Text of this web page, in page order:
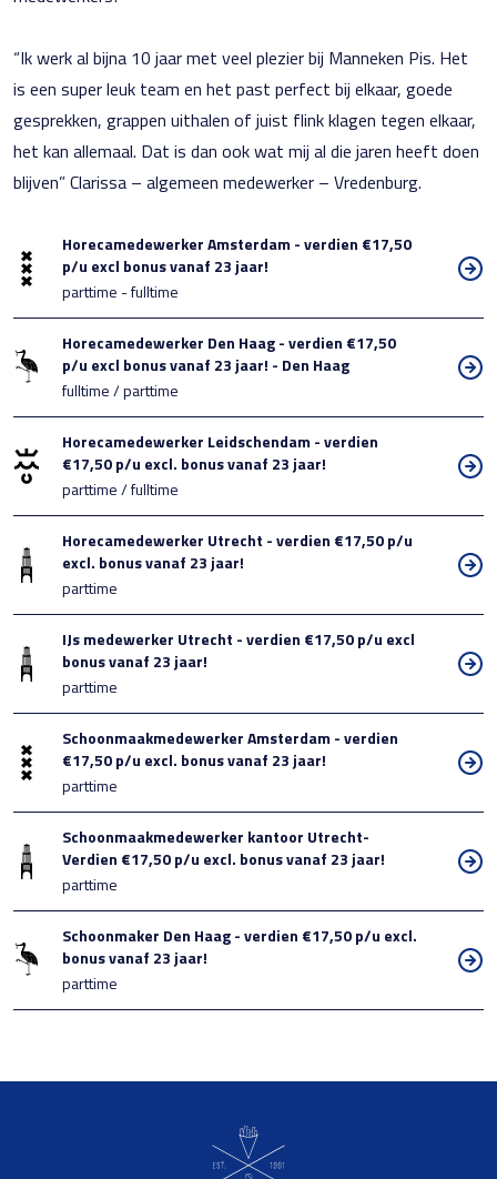
“Ik werk al bijna 10 jaar met veel plezier bij Manneken Pis. Het
is een super leuk team en het past perfect bij elkaar, goede
gesprekken, grappen uithalen of juist flink klagen tegen elkaar,
het kan allemaal. Dat is dan ook wat mij al die jaren heeft doen
blijven” Clarissa – algemeen medewerker – Vredenburg.
Horecamedewerker Amsterdam - verdien €17,50
p/u excl bonus vanaf 23 jaar!
parttime - fulltime
Horecamedewerker Den Haag - verdien €17,50
p/u excl bonus vanaf 23 jaar! - Den Haag
fulltime / parttime
Horecamedewerker Leidschendam - verdien
€17,50 p/u excl. bonus vanaf 23 jaar!
parttime / fulltime
Horecamedewerker Utrecht - verdien €17,50 p/u
excl. bonus vanaf 23 jaar!
parttime
IJs medewerker Utrecht - verdien €17,50 p/u excl
bonus vanaf 23 jaar!
parttime
Schoonmaakmedewerker Amsterdam - verdien
€17,50 p/u excl. bonus vanaf 23 jaar!
parttime
Schoonmaakmedewerker kantoor Utrecht-
Verdien €17,50 p/u excl. bonus vanaf 23 jaar!
parttime
Schoonmaker Den Haag - verdien €17,50 p/u excl.
bonus vanaf 23 jaar!
parttime